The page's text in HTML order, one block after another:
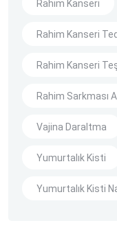
Rahim Kanseri
Rahim Kanseri
Rahim Kanseri
Rahim Sarkması
Vajina Daraltma
Yumurtalık Kisti
Yumurtalık Kisti